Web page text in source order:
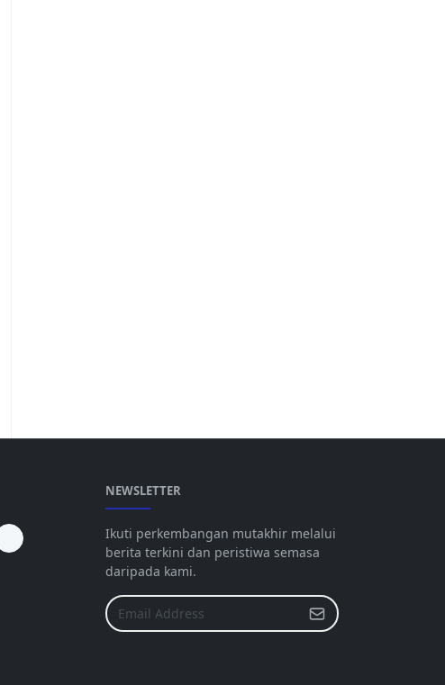
NEWSLETTER
Ikuti perkembangan mutakhir melalui
berita terkini dan peristiwa semasa
daripada kami.